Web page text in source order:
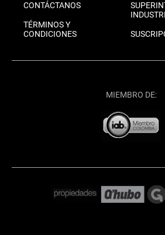
CONTÁCTANOS
TÉRMINOS Y
CONDICIONES
MIEMBRO DE: